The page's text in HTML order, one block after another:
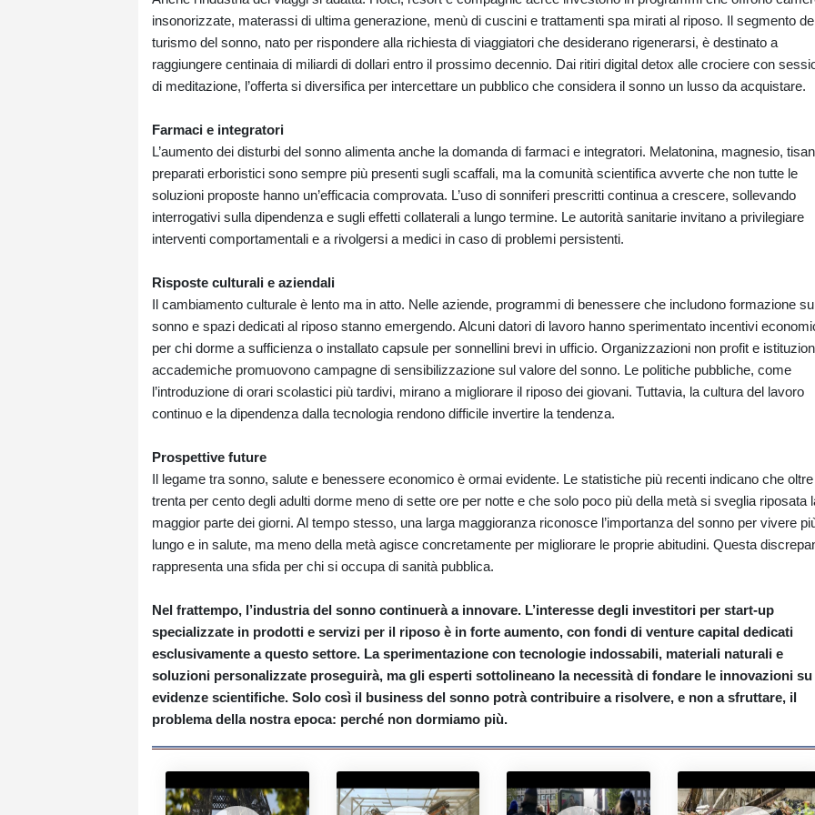
insonorizzate, materassi di ultima generazione, menù di cuscini e trattamenti spa mirati al riposo. Il segmento
turismo del sonno, nato per rispondere alla richiesta di viaggiatori che desiderano rigenerarsi, è destinato a
raggiungere centinaia di miliardi di dollari entro il prossimo decennio. Dai ritiri digital detox alle crociere con
di meditazione, l’offerta si diversifica per intercettare un pubblico che considera il sonno un lusso da acquistare.
Farmaci e integratori
L’aumento dei disturbi del sonno alimenta anche la domanda di farmaci e integratori. Melatonina, magnesio,
preparati erboristici sono sempre più presenti sugli scaffali, ma la comunità scientifica avverte che non tutte le
soluzioni proposte hanno un’efficacia comprovata. L’uso di sonniferi prescritti continua a crescere, sollevando
interrogativi sulla dipendenza e sugli effetti collaterali a lungo termine. Le autorità sanitarie invitano a privilegiare
interventi comportamentali e a rivolgersi a medici in caso di problemi persistenti.
Risposte culturali e aziendali
Il cambiamento culturale è lento ma in atto. Nelle aziende, programmi di benessere che includono formazione
sonno e spazi dedicati al riposo stanno emergendo. Alcuni datori di lavoro hanno sperimentato incentivi
per chi dorme a sufficienza o installato capsule per sonnellini brevi in ufficio. Organizzazioni non profit e
accademiche promuovono campagne di sensibilizzazione sul valore del sonno. Le politiche pubbliche, come
l’introduzione di orari scolastici più tardivi, mirano a migliorare il riposo dei giovani. Tuttavia, la cultura del lavoro
continuo e la dipendenza dalla tecnologia rendono difficile invertire la tendenza.
Prospettive future
Il legame tra sonno, salute e benessere economico è ormai evidente. Le statistiche più recenti indicano che
trenta per cento degli adulti dorme meno di sette ore per notte e che solo poco più della metà si sveglia riposata
maggior parte dei giorni. Al tempo stesso, una larga maggioranza riconosce l’importanza del sonno per vivere
lungo e in salute, ma meno della metà agisce concretamente per migliorare le proprie abitudini. Questa
rappresenta una sfida per chi si occupa di sanità pubblica.
Nel frattempo, l’industria del sonno continuerà a innovare. L’interesse degli investitori per start-up
specializzate in prodotti e servizi per il riposo è in forte aumento, con fondi di venture capital dedicati
esclusivamente a questo settore. La sperimentazione con tecnologie indossabili, materiali naturali e
soluzioni personalizzate proseguirà, ma gli esperti sottolineano la necessità di fondare le innovazioni su
evidenze scientifiche. Solo così il business del sonno potrà contribuire a risolvere, e non a sfruttare, il
problema della nostra epoca: perché non dormiamo più.